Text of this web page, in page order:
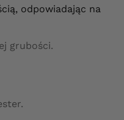
odpowiadając na
grubości.